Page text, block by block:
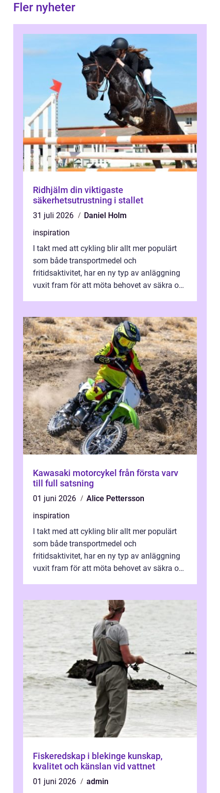
Fler nyheter
Ridhjälm din viktigaste
säkerhetsutrustning i stallet
31 juli 2026
Daniel Holm
inspiration
I takt med att cykling blir allt mer populärt
som både transportmedel och
fritidsaktivitet, har en ny typ av anläggning
vuxit fram för att möta behovet av säkra och
Kawasaki motorcykel från första varv
till full satsning
01 juni 2026
Alice Pettersson
inspiration
I takt med att cykling blir allt mer populärt
som både transportmedel och
fritidsaktivitet, har en ny typ av anläggning
vuxit fram för att möta behovet av säkra och
Fiskeredskap i blekinge kunskap,
kvalitet och känslan vid vattnet
01 juni 2026
admin